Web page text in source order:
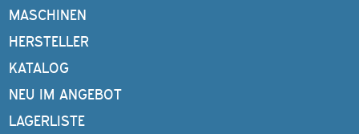
MASCHINEN
HERSTELLER
KATALOG
NEU IM ANGEBOT
LAGERLISTE